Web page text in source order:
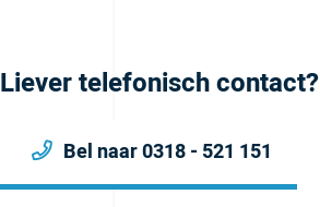
Liever telefonisch contact?
Bel naar 0318 - 521 151